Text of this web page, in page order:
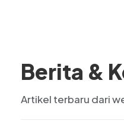
Berita &
Artikel terbaru dari